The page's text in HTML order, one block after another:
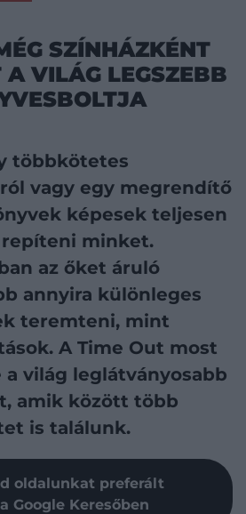
SZÍNHÁZKÉNT
VILÁG LEGSZEBB
többkötetes
vagy egy megrendítő
képesek teljesen
minket.
az őket áruló
annyira különleges
teremteni, mint
A Time Out most
világ leglátványosabb
amik között több
is találunk.
oldalunkat preferált
Google Keresőben